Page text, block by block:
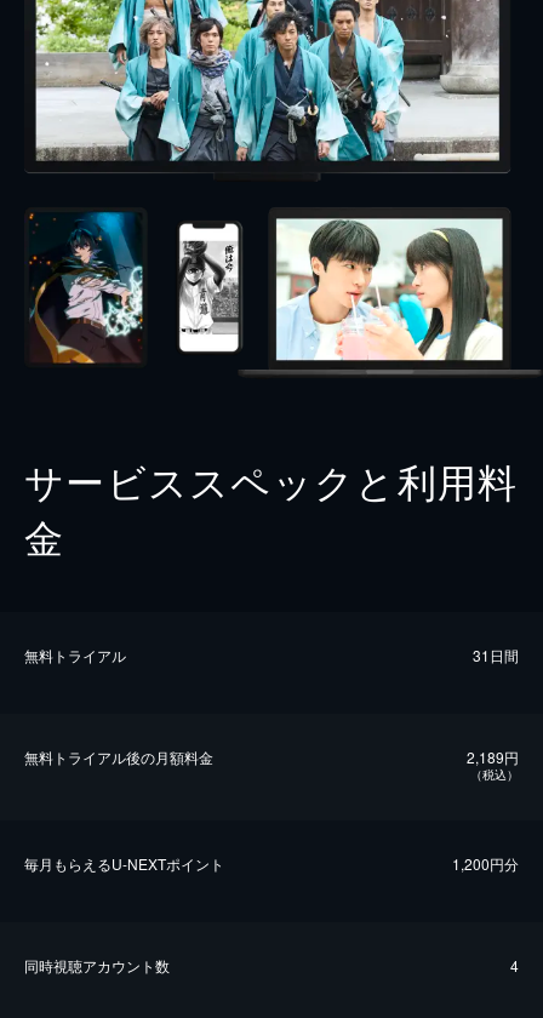
サービススペックと利用料
金
無料トライアル 31日間
無料トライアル後の⽉額料金 2,189円
（税込）
毎⽉もらえるU-NEXTポイント 1,200円分
同時視聴アカウント数 4